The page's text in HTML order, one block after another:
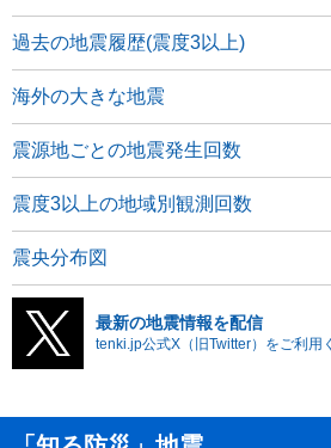
過去の地震履歴(震度3以上)
海外の大きな地震
震源地ごとの地震発生回数
震度3以上の地域別観測回数
震央分布図
最新の地震情報を配信
tenki.jp公式X（旧Twitter）をご利用